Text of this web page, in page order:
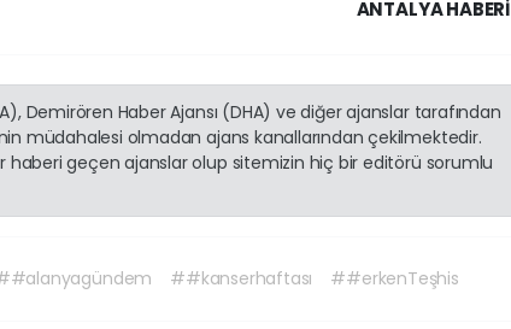
ANTALYA HABERİ
Demirören Haber Ajansı (DHA) ve diğer ajanslar tarafından
müdahalesi olmadan ajans kanallarından çekilmektedir.
geçen ajanslar olup sitemizin hiç bir editörü sorumlu
##kanserhaftası ##erkenTeşhis